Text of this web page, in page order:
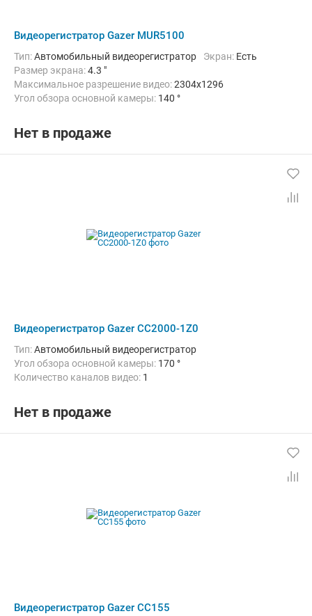
Видеорегистратор Gazer MUR5100
Тип:Автомобильный видеорегистратор Экран: Есть
Размер экрана:4.3 "
Максимальное разрешение видео:2304x1296
Угол обзора основной камеры: 140 °
Дополнительно:
Нет в продаже
Видеорегистратор Gazer CC2000-1Z0
Тип:Автомобильный видеорегистратор
Угол обзора основной камеры: 170 °
Количество каналов видео: 1
Нет в продаже
Видеорегистратор Gazer CC155